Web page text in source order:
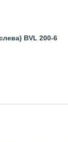
BVL 200-6